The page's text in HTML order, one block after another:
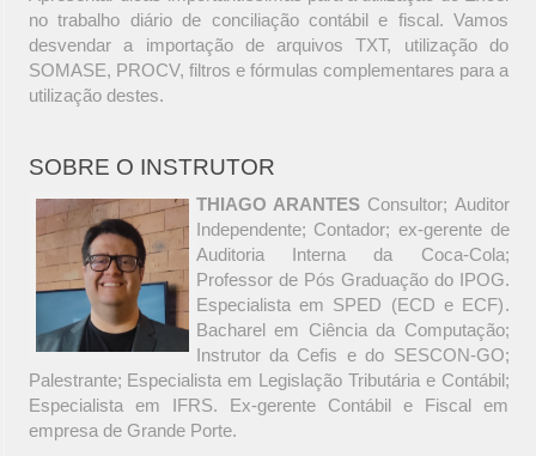
no trabalho diário de conciliação contábil e fiscal. Vamos
desvendar a importação de arquivos TXT, utilização do
SOMASE, PROCV, filtros e fórmulas complementares para a
utilização destes.
SOBRE O INSTRUTOR
THIAGO ARANTESConsultor; Auditor
Independente; Contador; ex-gerente de
Auditoria Interna da Coca-Cola;
Professor de Pós Graduação do IPOG.
Especialista em SPED (ECD e ECF).
Bacharel em Ciência da Computação;
Instrutor da Cefis e do SESCON-GO;
Palestrante; Especialista em Legislação Tributária e Contábil;
Especialista em IFRS. Ex-gerente Contábil e Fiscal em
empresa de Grande Porte.